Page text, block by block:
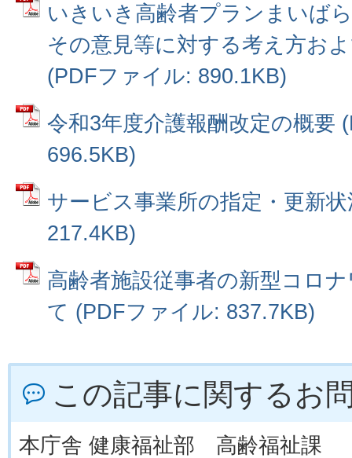
いきいき高齢者プランまいば
その意見等に対する考え方お
(PDFファイル: 890.1KB)
令和3年度介護報酬改定の概要
696.5KB)
サービス事業所の指定・更新
217.4KB)
高齢者施設従事者の新型コロ
て (PDFファイル: 837.7KB)
この記事に関するお
本庁舎 健康福祉部 高齢福祉課